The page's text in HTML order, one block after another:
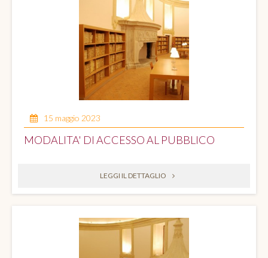
15 maggio 2023
MODALITA' DI ACCESSO AL PUBBLICO
LEGGI IL DETTAGLIO